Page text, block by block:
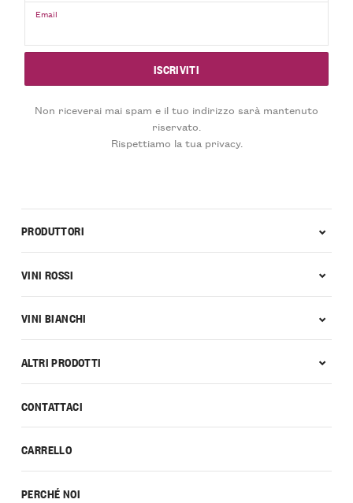
Email
Non riceverai mai spam e il tuo indirizzo sarà mantenuto
riservato.
Rispettiamo la tua privacy.
CONTATTACI
CARRELLO
PERCHÉ NOI
PRODUTTORI
VINI ROSSI
VINI BIANCHI
ALTRI PRODOTTI